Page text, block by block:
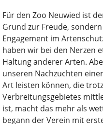
Für den Zoo Neuwied ist
Grund zur Freude,
Engagement im
haben wir bei den Nerzen
Haltung anderer Arten.
unseren Nachzuchten
Art leisten können, die
Verbreitungsgebietes
ist, macht das mehr als
begann der Verein mit